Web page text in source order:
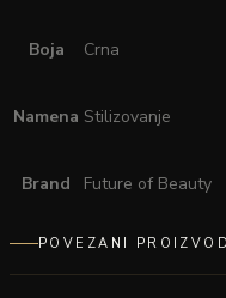
Boja Crna
Namena Stilizovanje
Brand Future of Beauty
POVEZANI